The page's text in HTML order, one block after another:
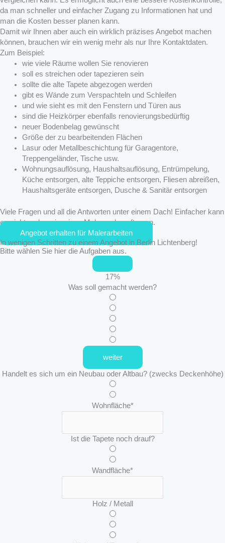
da man schneller und einfacher Zugang zu Informationen hat und
man die Kosten besser planen kann.
Damit wir Ihnen aber auch ein wirklich präzises Angebot machen
können, brauchen wir ein wenig mehr als nur Ihre Kontaktdaten.
Zum Beispiel:
wie viele Räume wollen Sie renovieren
soll es streichen oder tapezieren sein
sollte die alte Tapete abgezogen werden
gibt es Wände zum Verspachteln und Schleifen
und wie sieht es mit den Fenstern und Türen aus
sind die Heizkörper ebenfalls renovierungsbedürftig
neuer Bodenbelag gewünscht
Größe der zu bearbeitenden Flächen
Lasur oder Metallbeschichtung für Garagentore,
Treppengeländer, Tische usw.
Wohnungsauflösung, Haushaltsauflösung, Entrümpelung,
Küche entsorgen, alte Teppiche entsorgen, Fliesen abreißen,
Haushaltsgeräte entsorgen, Dusche & Sanitär entsorgen
Viele Fragen und all die Antworten unter einem Dach! Einfacher kann
es nicht mehr sein, einen Maler zu beauftragen.
Angebot erhalten für Malerarbeiten
In wenigen Schritten zu einem Angebot in Berlin Lichtenberg!
Bitte wählen Sie hier die Aufgaben aus.
17%
Was soll gemacht werden?
weiter
Handelt es sich um ein Neubau oder Altbau? (zwecks Deckenhöhe)
Wohnfläche*
Ist die Tapete noch drauf?
Wandfläche*
Holz / Metall